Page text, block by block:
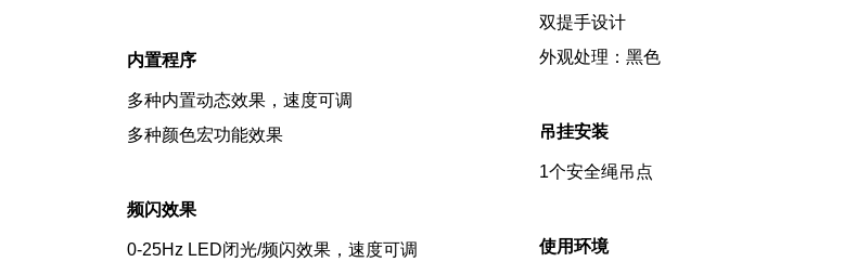
内置程序
多种内置动态效果，速度可调
多种颜色宏功能效果
频闪效果
0-25Hz LED闭光/频闪效果，速度可调
双提手设计
外观处理：黑色
吊挂安装
1个安全绳吊点
使用环境